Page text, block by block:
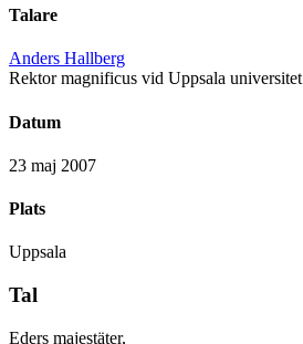
Talare
Anders Hallberg
Rektor magnificus vid Uppsala universitet
Datum
23 maj 2007
Plats
Uppsala
Tal
Eders majestäter,